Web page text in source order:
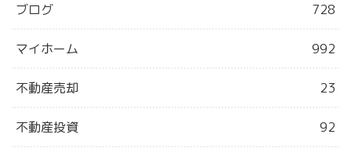
ブログ 728
マイホーム 992
不動産売却 23
不動産投資 92